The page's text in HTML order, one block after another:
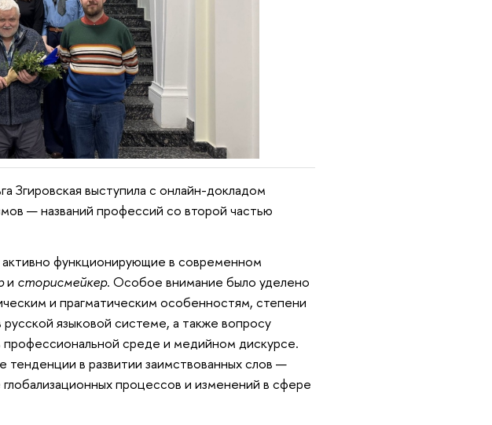
Згировская выступила с онлайн-докладом
— названий профессий со второй частью
функционирующие в современном
и сторисмейкер. Особое внимание было уделено
и прагматическим особенностям, степени
языковой системе, а также вопросу
среде и медийном дискурсе.
тенденции в развитии заимствованных слов —
процессов и изменений в сфере